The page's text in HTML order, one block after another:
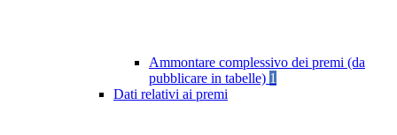
Ammontare complessivo dei premi (da
pubblicare in tabelle) 1
Dati relativi ai premi